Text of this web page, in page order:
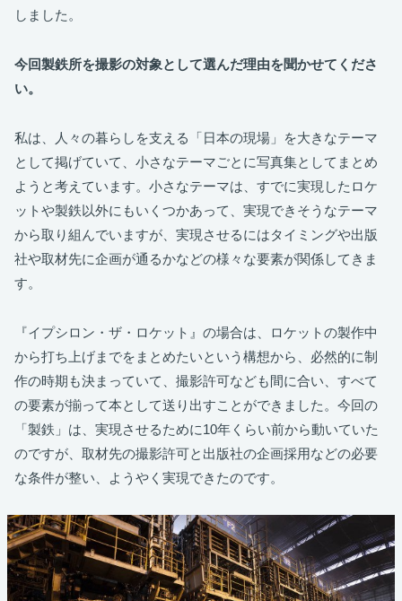
しました。
今回製鉄所を撮影の対象として選んだ理由を聞かせてくださ
い。
私は、人々の暮らしを支える「日本の現場」を大きなテーマ
として掲げていて、小さなテーマごとに写真集としてまとめ
ようと考えています。小さなテーマは、すでに実現したロケ
ットや製鉄以外にもいくつかあって、実現できそうなテーマ
から取り組んでいますが、実現させるにはタイミングや出版
社や取材先に企画が通るかなどの様々な要素が関係してきま
す。
『イプシロン・ザ・ロケット』の場合は、ロケットの製作中
から打ち上げまでをまとめたいという構想から、必然的に制
作の時期も決まっていて、撮影許可なども間に合い、すべて
の要素が揃って本として送り出すことができました。今回の
「製鉄」は、実現させるために10年くらい前から動いていた
のですが、取材先の撮影許可と出版社の企画採用などの必要
な条件が整い、ようやく実現できたのです。